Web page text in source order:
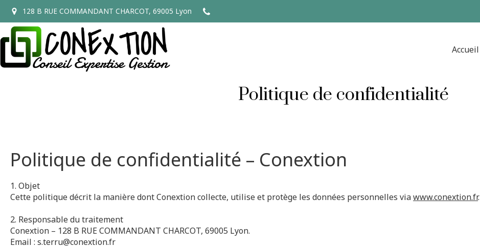
128 B RUE COMMANDANT CHARCOT, 69005 Lyon
Accueil
Politique de confidentialité
Politique de confidentialité – Conextion
1. Objet
Cette politique décrit la manière dont Conextion collecte, utilise et protège les données personnelles viawww.conextion.fr.
2. Responsable du traitement
Conextion – 128 B RUE COMMANDANT CHARCOT, 69005 Lyon.
Email : s.terru@conextion.fr